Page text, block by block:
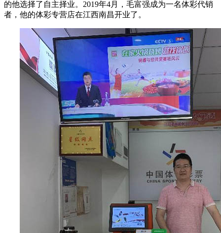
的他选择了自主择业。2019年4月，毛富强成为一名体彩代销
者，他的体彩专营店在江西南昌开业了。